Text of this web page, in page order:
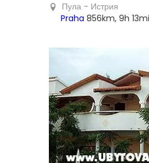
Пула - Истрия
Praha 856km, 9h